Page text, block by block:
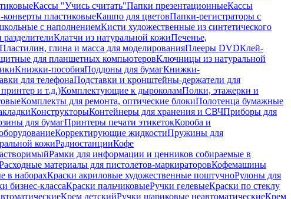
Кассы "Учись считать"Папки презентационныеКассы
пластиковыеКашпо для цветовПапки-регистраторы с
с наполнениемКисти художественные из синтетического
Клатчи из натуральной кожиПеченье,
Пластилин, глина и масса для моделированияПлееры DVDКлей-
для планшетных компьютеровКлючницы из натуральной
Книжки-пособияПоддоны для бумагКнижки-
для телефонаПодставки и кронштейны-держатели для
и т.д.)Комплектующие к дыроколамПолки, этажерки и
Комплекты для ремонта, оптические блокиПолотенца бумажные
КонструкторыКонтейнеры для хранения и СВЧПриборы для
для бумагПринтеры печати этикетокКороба и
Корректирующие жидкостиПружины для
кожиРадиостанцииКофе
Рамки для информации и ценников собираемые в
материалы для пистолетов-маркираторовКофемашины
в наборахКраски акриловые художественные поштучноРулоны для
бизнес-классаКраски пальчиковыеРучки гелевыеКраски по стеклу
Крем детскийРучки шариковые неавтоматическиеКрем